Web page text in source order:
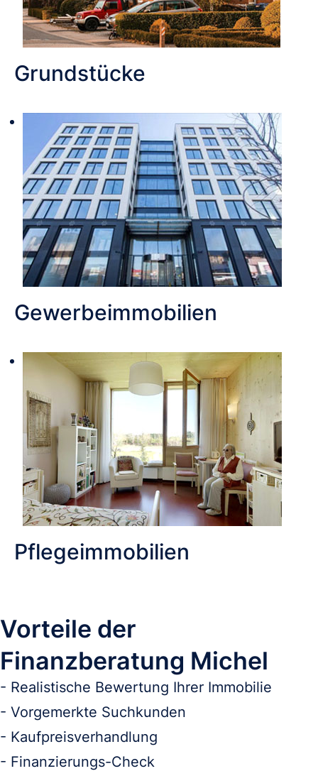
Grundstücke
Gewerbeimmobilien
Pflegeimmobilien
Vorteile der
Finanzberatung Michel
- Realistische Bewertung Ihrer Immobilie
- Vorgemerkte Suchkunden
- Kaufpreisverhandlung
- Finanzierungs-Check